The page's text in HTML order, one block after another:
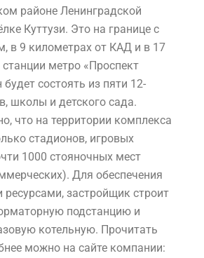
районе Ленинградской
Куттузи. Это на границе с
в 9 километрах от КАД и в 17
метро «Проспект
будет состоять из пяти 12-
школы и детского сада.
что на территории комплекса
стадионов, игровых
1000 стояночных мест
Для обеспечения
застройщик строит
подстанцию и
котельную. Прочитать
можно на сайте компании: